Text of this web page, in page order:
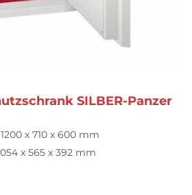
SILBER-Panzer
x 710 x 600 mm
x 565 x 392 mm